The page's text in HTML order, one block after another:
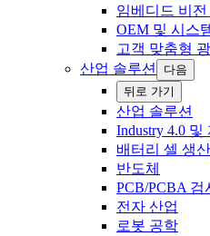
임베디드 비전
OEM 및 시스
고객 맞춤형
‌산업 ‍솔루션
다음
‍뒤로 ‍가기
‌산업 ‍솔루션
Industry 4.0 및
배터리 셀 생산
반도체
PCB/PCBA 검
전자 산업
로봇 공학